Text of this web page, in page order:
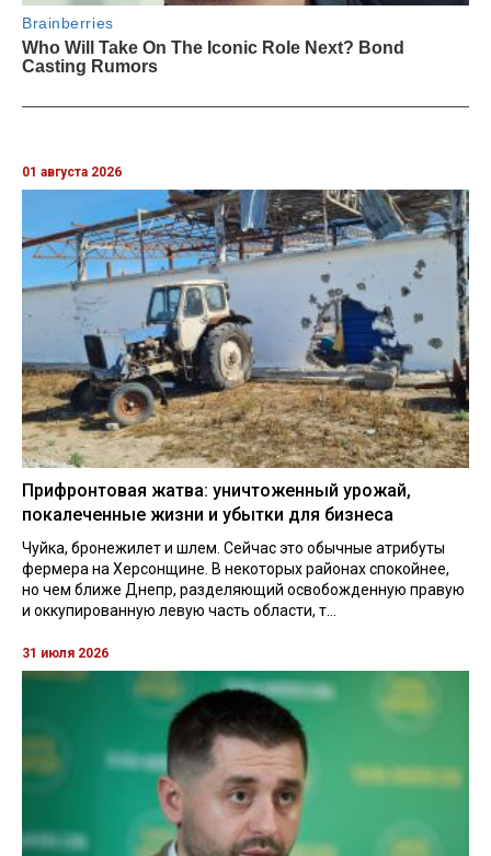
01 августа 2026
Прифронтовая жатва: уничтоженный урожай,
покалеченные жизни и убытки для бизнеса
Чуйка, бронежилет и шлем. Сейчас это обычные атрибуты
фермера на Херсонщине. В некоторых районах спокойнее,
но чем ближе Днепр, разделяющий освобожденную правую
и оккупированную левую часть области, т...
31 июля 2026